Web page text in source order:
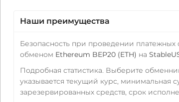
Наши преимущества
Безопасность при проведении
обменом Ethereum BEP20 (ETH) на
Подробная статистика. Выберите
указывается текущий курс,
зарезервированных средств, срок